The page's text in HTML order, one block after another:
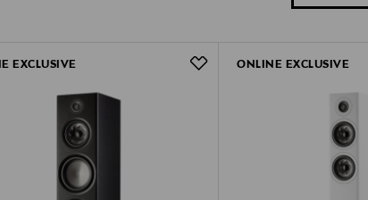
EXCLUSIVE ONLINE EXCLUSIVE